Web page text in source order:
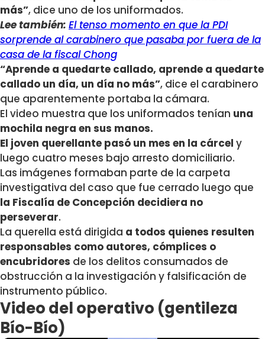
más”, dice uno de los uniformados.
Lee también: El tenso momento en que la PDI
sorprende al carabinero que pasaba por fuera de la
casa de la fiscal Chong
“Aprende a quedarte callado, aprende a quedarte
callado un día, un día no más”, dice el carabinero
que aparentemente portaba la cámara.
El video muestra que los uniformados tenían una
mochila negra en sus manos.
El joven querellante pasó un mes en la cárcel y
luego cuatro meses bajo arresto domiciliario.
Las imágenes formaban parte de la carpeta
investigativa del caso que fue cerrado luego que
la Fiscalía de Concepción decidiera no
perseverar.
La querella está dirigida a todos quienes resulten
responsables como autores, cómplices o
encubridores de los delitos consumados de
obstrucción a la investigación y falsificación de
instrumento público.
Video del operativo (gentileza
Bío-Bío)